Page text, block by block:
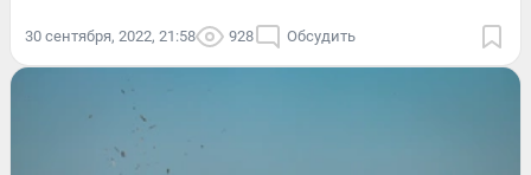
30 сентября, 2022, 21:58 928 Обсудить